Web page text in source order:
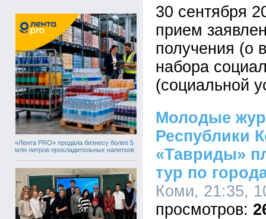
«Лента PRO» продала бизнесу более 5
млн литров прохладительных напитков
30 сентября
прием
получения (о
набора
(социальной
Молодые
Республики
«Тавриды»
тур по
Коми, 21:35,